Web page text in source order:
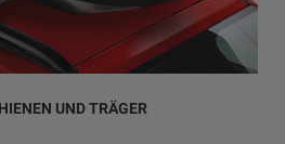
UND TRÄGER